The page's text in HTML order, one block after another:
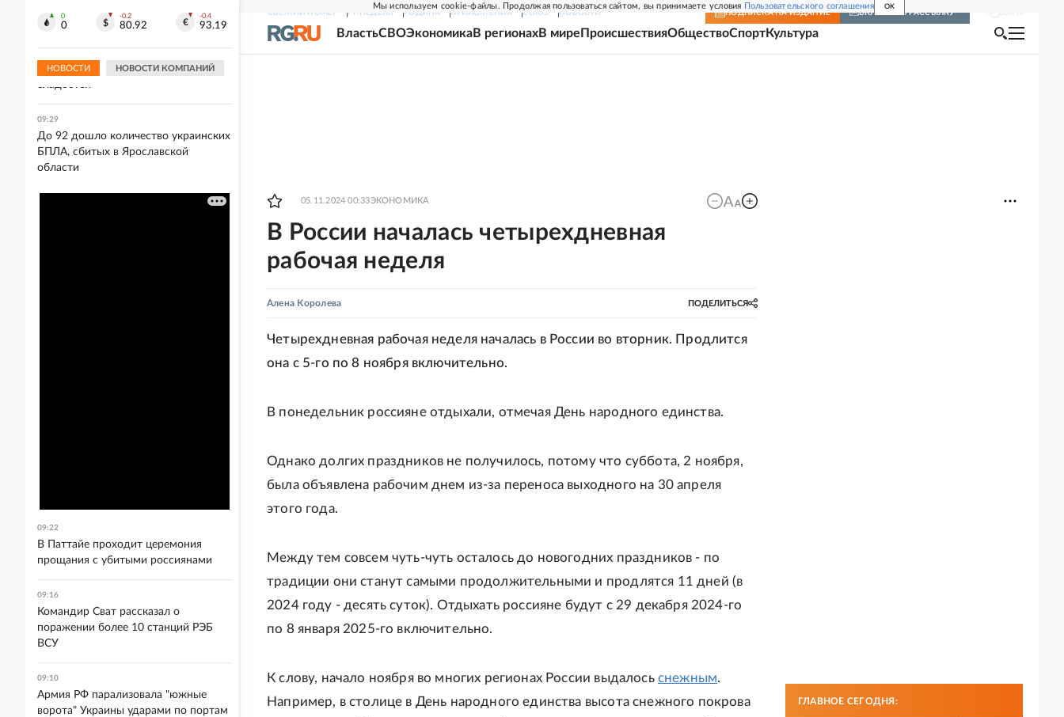
Мы используем cookie-файлы. Продолжая пользоваться сайтом, вы принимаете условия Пользовательского соглашения OK
СВЕЖИЙ НОМЕР РГ-НЕДЕЛЯ РОДИНА ПРИЛОЖЕНИЯ СОЮЗ НОВОСТИ ПОДПИСКА НА ИЗДАНИЕ ВКЛЮЧИТЬ РАССЫЛКУ
ВластьСВОЭкономикаВ регионахВ мире ПроисшествияОбществоСпортКультура
05.11.2024 00:33ЭКОНОМИКА
В России началась четырехдневная
рабочая неделя
Алена Королева ПОДЕЛИТЬСЯ
Четырехдневная рабочая неделя началась в России во вторник. Продлится
она с 5-го по 8 ноября включительно.
В понедельник россияне отдыхали, отмечая День народного единства.
Однако долгих праздников не получилось, потому что суббота, 2 ноября,
была объявлена рабочим днем из-за переноса выходного на 30 апреля
этого года.
Между тем совсем чуть-чуть осталось до новогодних праздников - по
традиции они станут самыми продолжительными и продлятся 11 дней (в
2024 году - десять суток). Отдыхать россияне будут с 29 декабря 2024-го
по 8 января 2025-го включительно.
К слову, начало ноября во многих регионах России выдалось снежным.
Например, в столице в День народного единства высота снежного покрова
ГЛАВНОЕ СЕГОДНЯ:
0
0
-0.2
80.92
-0.4
93.19
НОВОСТИ НОВОСТИ КОМПАНИЙ
Зарнице минами-ловушками в виде
сладостей
09:29
До 92 дошло количество украинских
БПЛА, сбитых в Ярославской
области
09:22
В Паттайе проходит церемония
прощания с убитыми россиянами
09:16
Командир Сват рассказал о
поражении более 10 станций РЭБ
ВСУ
09:10
Армия РФ парализовала "южные
ворота" Украины ударами по портам